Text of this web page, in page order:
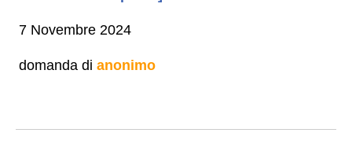
7 Novembre 2024
domanda di anonimo